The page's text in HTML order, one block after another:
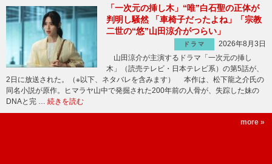
「一次元の挿し木」“唯”白石聖の正体が
判明し騒然 「車椅子だったよね」「宗教
二世の“悠”山田涼介がつらい」
ドラマ
2026年8月3日
山田涼介が主演するドラマ「一次元の挿し
木」（読売テレビ・日本テレビ系）の第5話が、
2日に放送された。（※以下、ネタバレを含みます） 本作は、松下龍之介氏の
同名小説が原作。ヒマラヤ山中で発掘された200年前の人骨が、失踪した妹の
DNAと完 … 続きを読む
more »